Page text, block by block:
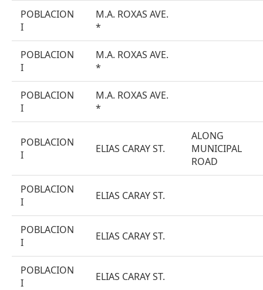
POBLACION
I
M.A. ROXAS AVE.
*
POBLACION
I
M.A. ROXAS AVE.
*
POBLACION
I
M.A. ROXAS AVE.
*
POBLACION
I
ELIAS CARAY ST.
ALONG
MUNICIPAL
ROAD
POBLACION
I
ELIAS CARAY ST.
POBLACION
I
ELIAS CARAY ST.
POBLACION
I
ELIAS CARAY ST.